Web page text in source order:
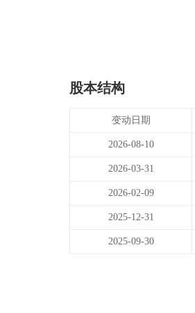
股本结构
变动日期
2026-08-10
2026-03-31
2026-02-09
2025-12-31
2025-09-30